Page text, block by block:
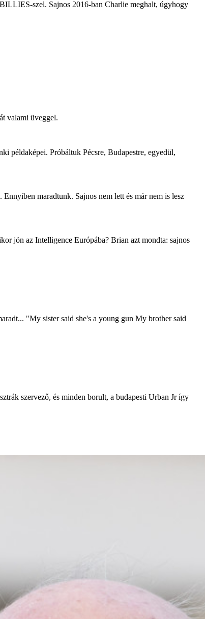
szel. Sajnos 2016-ban Charlie meghalt, úgyhogy
valami üveggel.
példaképei. Próbáltuk Pécsre, Budapestre, egyedül,
maradtunk. Sajnos nem lett és már nem is lesz
jön az Intelligence Európába? Brian azt mondta: sajnos
"My sister said she's a young gun My brother said
szervező, és minden borult, a budapesti Urban Jr így